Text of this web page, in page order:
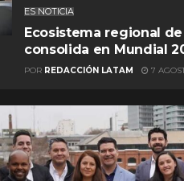
ES NOTICIA
Ecosistema regional
consolida en Mundial
POR REDACCIÓN LATAM 7